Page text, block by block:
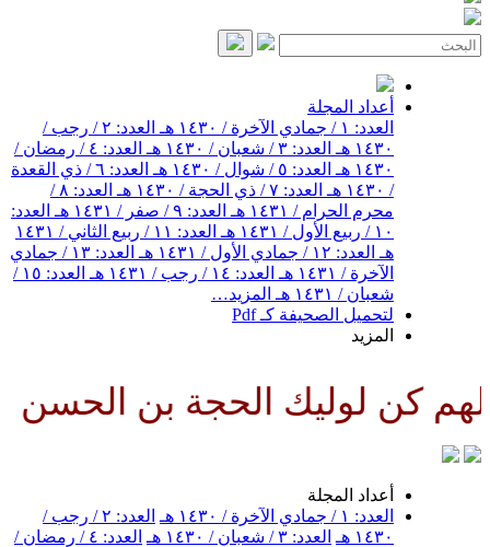
أعداد المجلة
العدد: ١ / جمادي الآخرة / ١٤٣٠ هـ
العدد: ٢ / رجب /
١٤٣٠ هـ
العدد: ٣ / شعبان / ١٤٣٠ هـ
العدد: ٤ / رمضان /
١٤٣٠ هـ
العدد: ٥ / شوال / ١٤٣٠ هـ
العدد: ٦ / ذي القعدة
/ ١٤٣٠ هـ
العدد: ٧ / ذي الحجة / ١٤٣٠ هـ
العدد: ٨ /
محرم الحرام / ١٤٣١ هـ
العدد: ٩ / صفر / ١٤٣١ هـ
العدد:
١٠ / ربيع الأول / ١٤٣١ هـ
العدد: ١١ / ربيع الثاني / ١٤٣١
هـ العدد: ١٢ / جمادي الأول / ١٤٣١ هـ
العدد: ١٣ / جمادي
الآخرة / ١٤٣١ هـ
العدد: ١٤ / رجب / ١٤٣١ هـ
العدد: ١٥ /
شعبان / ١٤٣١ هـ
المزيد…
لتحميل الصحيفة كـ Pdf
المزيد
الحجة بن الحسن صلواتك
أعداد المجلة
العدد: ١ / جمادي الآخرة / ١٤٣٠ هـ
العدد: ٢ / رجب /
١٤٣٠ هـ
العدد: ٣ / شعبان / ١٤٣٠ هـ
العدد: ٤ / رمضان /